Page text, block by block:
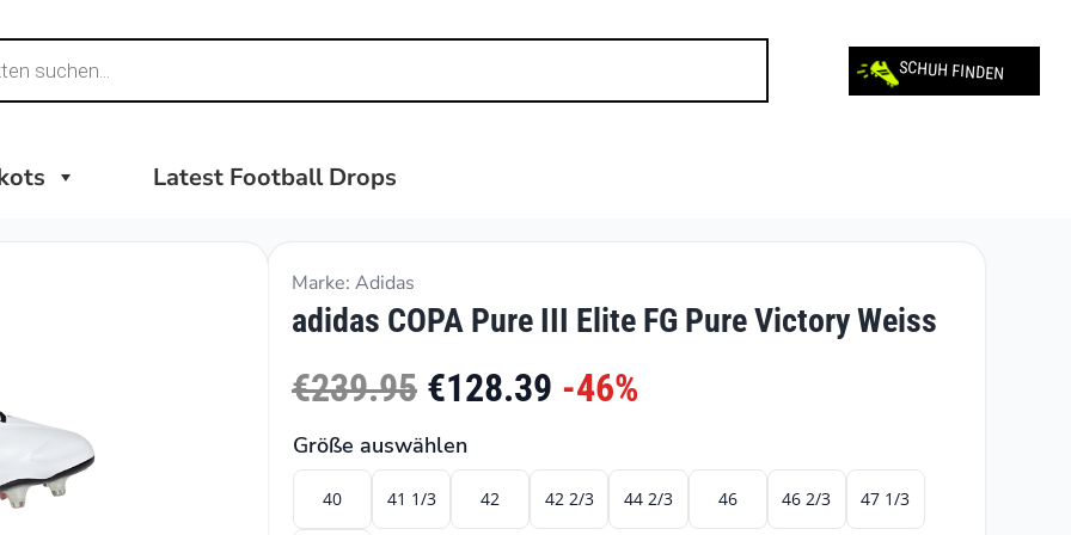
SCHUH FINDEN
Latest Football Drops
Marke: Adidas
adidas COPA Pure III Elite FG Pure Victory Weiss
€239.95 €128.39 -46%
Größe auswählen
40 41 1/3 42 42 2/3 44 2/3 46 46 2/3 47 1/3